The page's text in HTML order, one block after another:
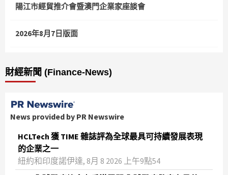
陽江市經貿推介會暨澳門企業家座談會
2026年8月7日版面
財經新聞 (Finance-News)
News provided by PR Newswire
HCLTech 獲 TIME 雜誌評為全球最具可持續發展表現
的企業之一
紐約和印度諾伊達, 8月 8 2026 上午9點54